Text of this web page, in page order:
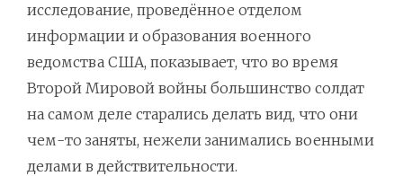
исследование, проведённое отделом
информации и образования военного
ведомства США, показывает, что во время
Второй Мировой войны большинство солдат
на самом деле старались делать вид, что они
чем-то заняты, нежели занимались военными
делами в действительности.